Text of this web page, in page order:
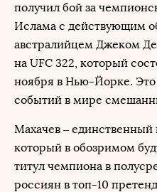
получил бой за
Ислама с действующим
австралийцем Джеком
на UFC 322, который
ноября в Нью-Йорке.
событий в мире
Махачев – единственный
который в обозримом
титул чемпиона в
россиян в топ-10